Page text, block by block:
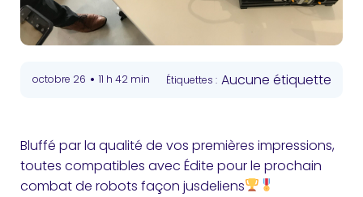
octobre 26 • 11 h 42 min Étiquettes : Aucune étiquette
Bluffé par la qualité de vos premières impressions,
toutes compatibles avec Édite pour le prochain
combat de robots façon jusdeliens